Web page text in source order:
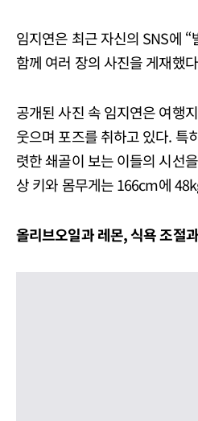
임지연은 최근 자신의 SNS에
함께 여러 장의 사진을 게재했
공개된 사진 속 임지연은 여행
웃으며 포즈를 취하고 있다. 특
렷한 쇄골이 보는 이들의 시선
상 키와 몸무게는 166cm에
올리브오일과 레몬, 식욕 조절